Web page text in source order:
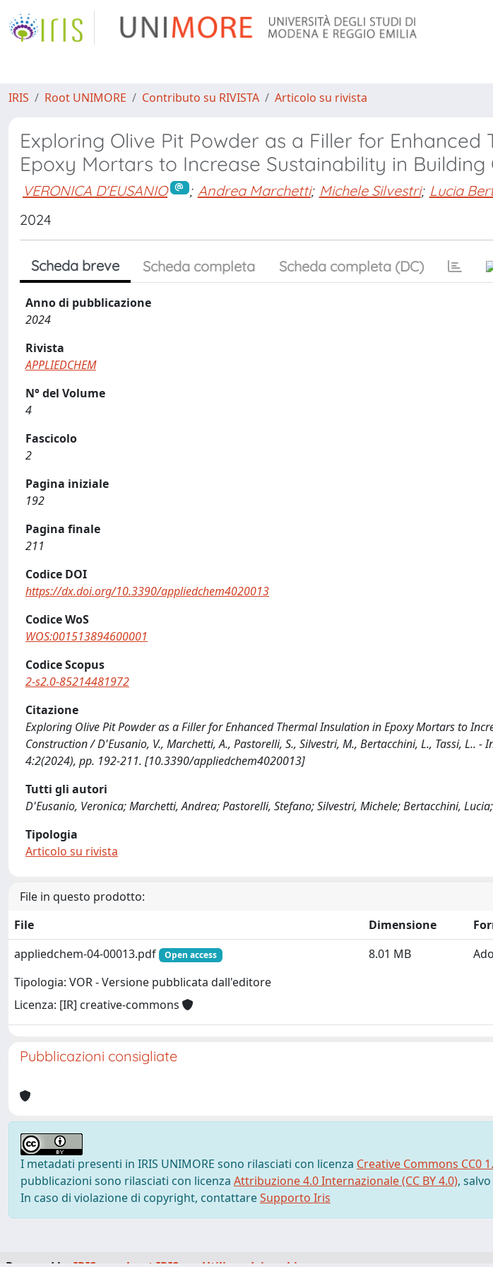
IRIS Root UNIMORE Contributo su RIVISTA Articolo su rivista
Exploring Olive Pit Powder as a Filler for Enhanced
Epoxy Mortars to Increase Sustainability in Building
VERONICA D'EUSANIO ; Andrea Marchetti; Michele Silvestri; Lucia
2024
Scheda breve Scheda completa Scheda completa (DC)
Anno di pubblicazione
2024
Rivista
APPLIEDCHEM
N° del Volume
4
Fascicolo
2
Pagina iniziale
192
Pagina finale
211
Codice DOI
https://dx.doi.org/10.3390/appliedchem4020013
Codice WoS
WOS:001513894600001
Codice Scopus
2-s2.0-85214481972
Citazione
Exploring Olive Pit Powder as a Filler for Enhanced Thermal Insulation in Epoxy Mortars to
Construction / D'Eusanio, V., Marchetti, A., Pastorelli, S., Silvestri, M., Bertacchini, L., Tassi, L.. -
4:2(2024), pp. 192-211. [10.3390/appliedchem4020013]
Tutti gli autori
D'Eusanio, Veronica; Marchetti, Andrea; Pastorelli, Stefano; Silvestri, Michele; Bertacchini,
Tipologia
Articolo su rivista
File in questo prodotto:
File
Dimensione
appliedchem-04-00013.pdf
Open access
Tipologia: VOR - Versione pubblicata dall'editore
Licenza: [IR] creative-commons
8.01 MB
Pubblicazioni consigliate
I metadati presenti in IRIS UNIMORE sono rilasciati con licenza Creative Commons CC0
pubblicazioni sono rilasciati con licenza Attribuzione 4.0 Internazionale (CC BY 4.0),
In caso di violazione di copyright, contattareSupporto Iris